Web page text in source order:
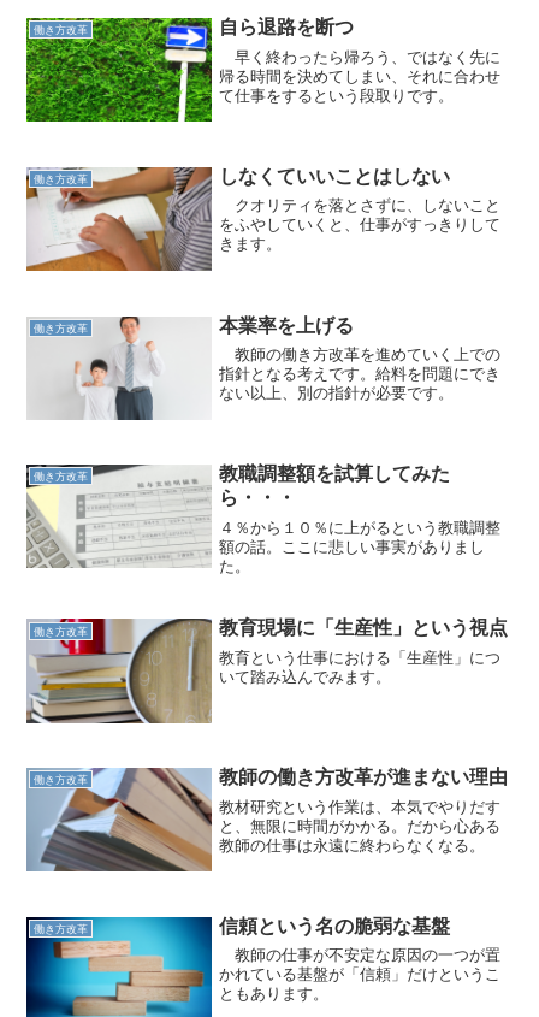
働き方改革 自ら退路を断つ
早く終わったら帰ろう、ではなく先に
帰る時間を決めてしまい、それに合わせ
て仕事をするという段取りです。
働き方改革 しなくていいことはしない
クオリティを落とさずに、しないこと
をふやしていくと、仕事がすっきりして
きます。
働き方改革 本業率を上げる
教師の働き方改革を進めていく上での
指針となる考えです。給料を問題にでき
ない以上、別の指針が必要です。
働き方改革
教職調整額を試算してみた
ら・・・
４％から１０％に上がるという教職調整
額の話。ここに悲しい事実がありまし
た。
働き方改革 教育現場に「生産性」という視点
教育という仕事における「生産性」につ
いて踏み込んでみます。
働き方改革 教師の働き方改革が進まない理由
教材研究という作業は、本気でやりだす
と、無限に時間がかかる。だから心ある
教師の仕事は永遠に終わらなくなる。
働き方改革 信頼という名の脆弱な基盤
教師の仕事が不安定な原因の一つが置
かれている基盤が「信頼」だけというこ
ともあります。